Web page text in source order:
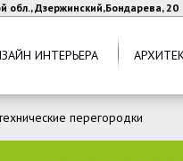
обл., Дзержинский,Бондарева, 20
ИНТЕРЬЕРА
перегородки